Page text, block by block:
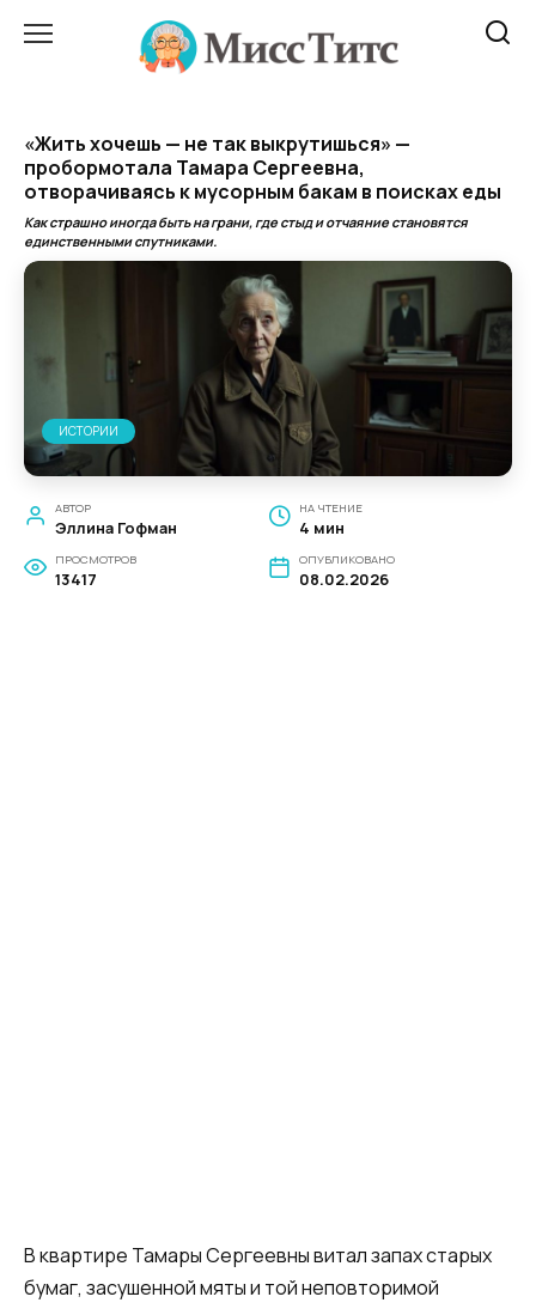
«Жить хочешь — не так выкрутишься» —
пробормотала Тамара Сергеевна,
отворачиваясь к мусорным бакам в поисках еды
Как страшно иногда быть на грани, где стыд и отчаяние становятся
единственными спутниками.
ИСТОРИИ
АВТОР
Эллина Гофман
НА ЧТЕНИЕ
4 мин
ПРОСМОТРОВ
13417
ОПУБЛИКОВАНО
08.02.2026
В квартире Тамары Сергеевны витал запах старых
бумаг, засушенной мяты и той неповторимой